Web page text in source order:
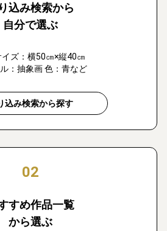
込み検索から
自分で選ぶ
ズ：横50㎝×縦40㎝
：抽象画 色：青など
込み検索から探す
02
すめ作品一覧
から選ぶ